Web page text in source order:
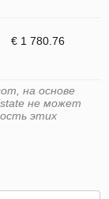
€ 1 780.76
на основе
не может
этих